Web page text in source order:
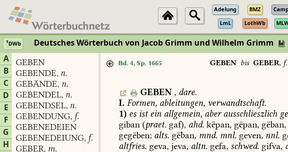
Adelung BMZ
LmL
LothWb
1DWb Deutsches Wörterbuch von Jacob Grimm und Wilhelm Grimm
A
B
C
D
E
F
G
H
GEBEN
GEBENDE, n.
GEBÄNDE, n.
GEBENDEL, n.
GEBENDSEL, n.
GEBENDUNG, f.
GEBENEDEIEN
GEBENEDEIUNG, f.
GEBER, m.
Bd. 4, Sp. 1665 GEBENbis GEBER,
GEBEN , dare.
I. Formen, ableitungen, verwandtschaft.
1) es istein allgemein, aberausschlieszlich
giban (praet. gaf), ahd. këpan, gëpan, gëban,
gegëben; alts. gëan, mnd. mnl. geven, nnl.
altfries. geva, jeva, altn. gefa, schwed. gifva,